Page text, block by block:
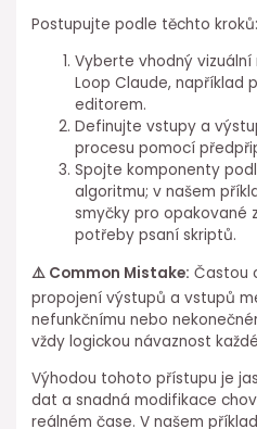
Postupujte podle těchto kroků: ⁤
Vyberte vhodný
Loop Claude, například
editorem.
Definujte vstupy a
procesu pomocí
Spojte komponenty
algoritmu; v našem
smyčky pro opakované
potřeby psaní skriptů.
⚠️ ⁣Common Mistake: Častou
propojení výstupů a vstupů
nefunkčnímu nebo
vždy logickou návaznost
Výhodou⁣ tohoto přístupu je
dat a snadná modifikace
reálném čase. V našem